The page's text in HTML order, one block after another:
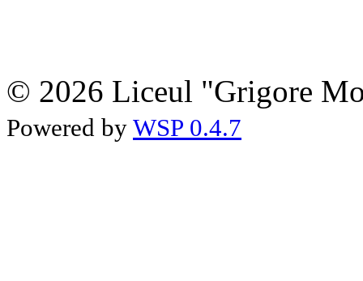
© 2026 Liceul "Grigore
Powered by WSP 0.4.7